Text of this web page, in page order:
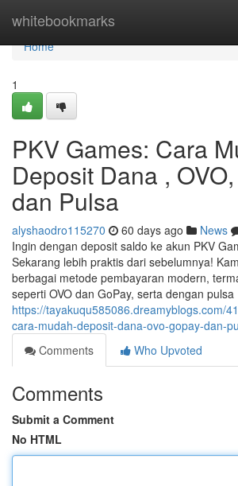
whitebookmarks
Home
Home
1
PKV Games: Cara
Deposit Dana ,
dan Pulsa
alyshaodro115270 60 days ago News
Ingin dengan deposit saldo ke akun PKV
Sekarang lebih praktis dari sebelumnya!
berbagai metode pembayaran modern,
seperti OVO dan GoPay, serta dengan pulsa
https://tayakuqu585086.dreamyblogs.com/
cara-mudah-deposit-dana-ovo-gopay-dan-
Comments
Who Upvoted
Comments
Submit a Comment
No HTML